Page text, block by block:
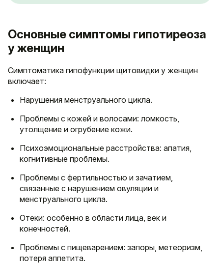
Основные симптомы гипотиреоза
у женщин
Симптоматика гипофункции щитовидки у женщин
включает:
Нарушения менструального цикла.
Проблемы с кожей и волосами: ломкость,
утолщение и огрубение кожи.
Психоэмоциональные расстройства: апатия,
когнитивные проблемы.
Проблемы с фертильностью и зачатием,
связанные с нарушением овуляции и
менструального цикла.
Отеки: особенно в области лица, век и
конечностей.
Проблемы с пищеварением: запоры, метеоризм,
потеря аппетита.